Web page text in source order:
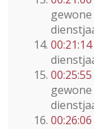
00:21:14
00:25:55
00:26:06